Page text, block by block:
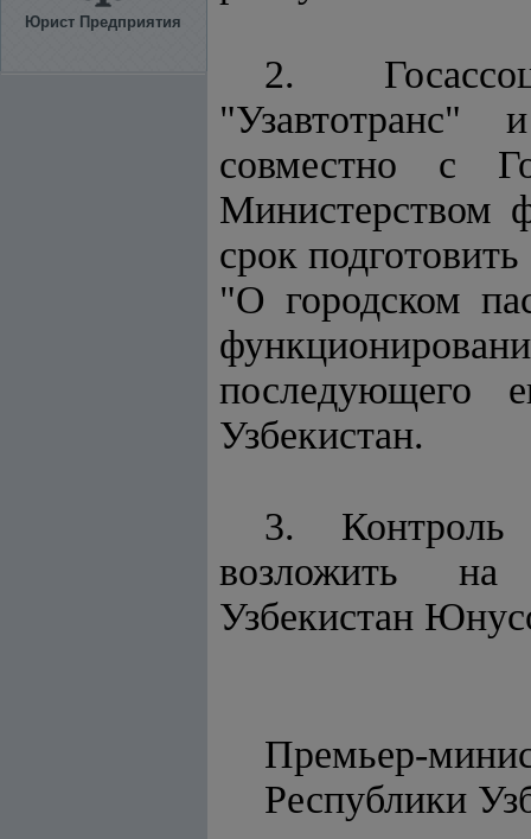
Юрист Предприятия
2.
"Узавтотранс"
совместно с
Министерством
срок
"О городском
последующего
Узбекистан.
3. Контроль
возложить на
Узбекистан
Премьер-